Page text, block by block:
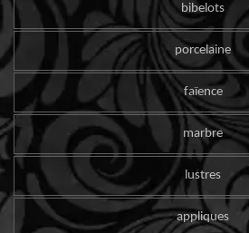
bibelots
porcelaine
faïence
marbre
lustres
appliques